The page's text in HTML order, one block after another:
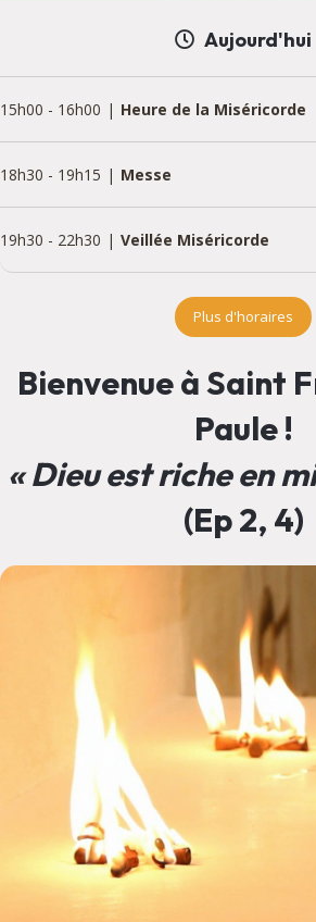
Aujourd'hui
15h00 - 16h00 Heure de la Miséricorde
18h30 - 19h15 Messe
19h30 - 22h30 Veillée Miséricorde
Plus d'horaires
Bienvenue à Saint
Paule !
« Dieu est riche en
(Ep 2, 4)